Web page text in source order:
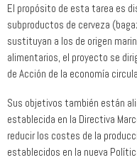
El propósito de esta tarea es
subproductos de cerveza
sustituyan a los de origen
alimentarios, el proyecto se
de Acción de la economía
Sus objetivos también están
establecida en la Directiva
reducir los costes de la
establecidos en la nueva